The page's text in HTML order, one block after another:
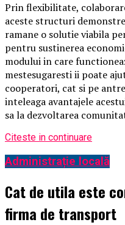
Prin flexibilitate,
aceste structuri
ramane o solutie viabila
pentru sustinerea
modului in care
mestesugaresti ii poate
cooperatori, cat si pe
inteleaga avantajele
sa la dezvoltarea
Citeste in continuare
Administrație locală
Cat de utila este
firma de transport